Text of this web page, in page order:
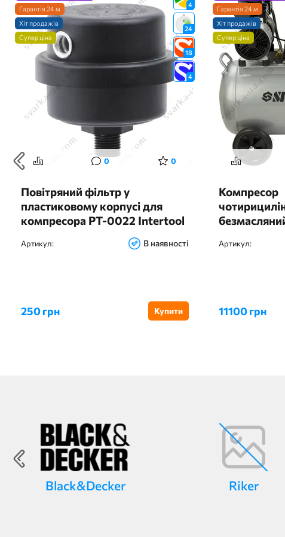
4
24
18
4
Гарантія 24 м
Хіт продажів
Супер ціна
0 0
Повітряний фільтр у
пластиковому корпусі для
компресора PT-0022 Intertool
Артикул: В наявності
250 грн Купити
Гарантія 24 м
Хіт продажів
Супер ціна
Компресор
1400об/хв
50л
Артикул:
11100 грн
Black&Decker Riker